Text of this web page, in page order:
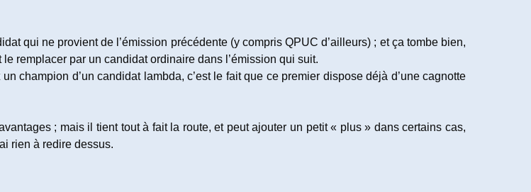
qui ne provient de l’émission précédente (y compris QPUC d’ailleurs) ; et ça tombe bien,
remplacer par un candidat ordinaire dans l’émission qui suit.
champion d’un candidat lambda, c’est le fait que ce premier dispose déjà d’une cagnotte
; mais il tient tout à fait la route, et peut ajouter un petit « plus » dans certains cas,
rien à redire dessus.